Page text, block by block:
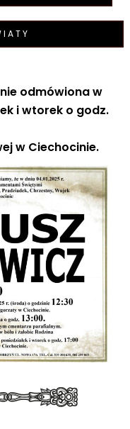
odmówiona w
i wtorek o godz.
w Ciechocinie.